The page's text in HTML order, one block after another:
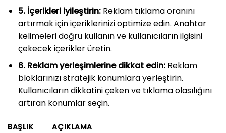
5. İçerikleri iyileştirin:Reklam tıklama oranını
artırmak için içeriklerinizi optimize edin. Anahtar
kelimeleri doğru kullanın ve kullanıcıların ilgisini
çekecek içerikler üretin.
6. Reklam yerleşimlerine dikkat edin:Reklam
bloklarınızı stratejik konumlara yerleştirin.
Kullanıcıların dikkatini çeken ve tıklama olasılığını
artıran konumlar seçin.
BAŞLIK
AÇIKLAMA